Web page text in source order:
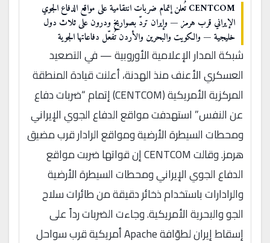
CENTCOM تُعلن إتمام ضربات انتقامية على مواقع الدفاع الجوي
الإيراني قرب هرمز — وإيران تردّ بصواريخ ودرون على ثلاث دول
خليجية — والكويت والبحرين والأردن تُفعّل دفاعاتها الجوية
شبكة المدار الإعلامية الأوروبية — في التصعيد
العسكري الأعنف منذ الهدنة، أعلنت قيادة المنطقة
المركزية الأمريكية (CENTCOM) إتمام “ضربات دفاع
عن النفس” استهدفت مواقع الدفاع الجوي الإيراني
ومحطات السيطرة الأرضية ومواقع الرادار قرب مضيق
هرمز. وقالت CENTCOM إن قواتها ضربت مواقع
الدفاع الجوي الإيراني ومحطات السيطرة الأرضية
والرادارات باستخدام ذخائر دقيقة من طائرات سلاح
الجو والبحرية الأمريكية. وجاءت الضربات رداً على
إسقاط إيران لطوّافة Apache أمريكية قرب سواحل